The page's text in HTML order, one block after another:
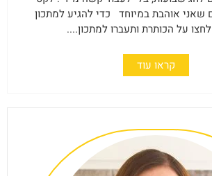
שאני אוהבת במיוחד כדי להגיע למתכון
על הכותרת ותעברו למתכון....
קראו עוד